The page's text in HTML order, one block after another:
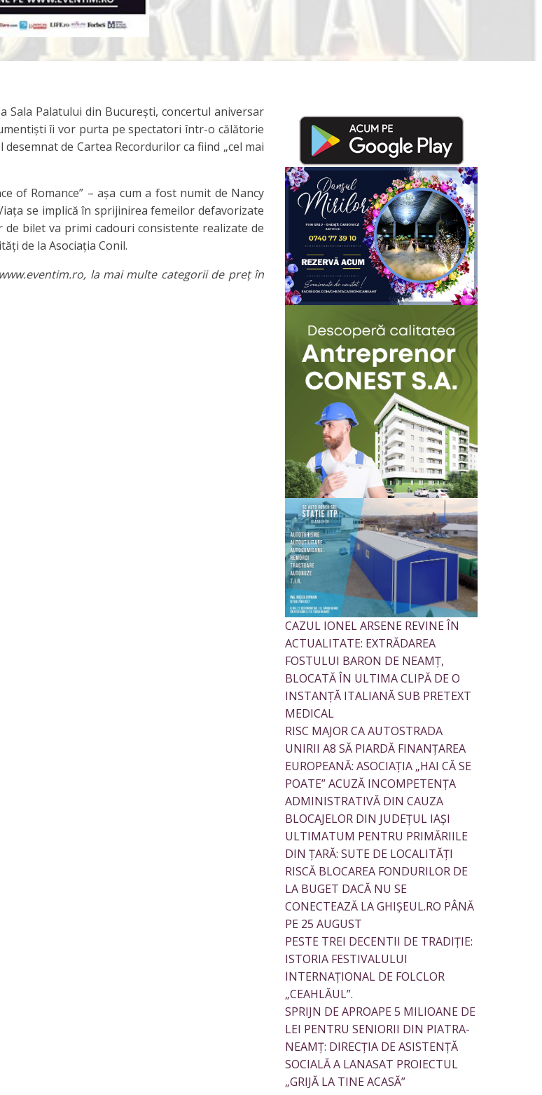
Sala Palatului din București, concertul aniversar
îi vor purta pe spectatori într-o călătorie
de Cartea Recordurilor ca fiind „cel mai
of Romance” – așa cum a fost numit de Nancy
se implică în sprijinirea femeilor defavorizate
bilet va primi cadouri consistente realizate de
de la Asociația Conil.
la mai multe categorii de preț în
CAZUL IONEL ARSENE REVINE ÎN
ACTUALITATE: EXTRĂDAREA
FOSTULUI BARON DE NEAMȚ,
BLOCATĂ ÎN ULTIMA CLIPĂ DE O
INSTANȚĂ ITALIANĂ SUB PRETEXT
MEDICAL
RISC MAJOR CA AUTOSTRADA
UNIRII A8 SĂ PIARDĂ FINANȚAREA
EUROPEANĂ: ASOCIAȚIA „HAI CĂ SE
POATE” ACUZĂ INCOMPETENȚA
ADMINISTRATIVĂ DIN CAUZA
BLOCAJELOR DIN JUDEȚUL IAȘI
ULTIMATUM PENTRU PRIMĂRIILE
DIN ȚARĂ: SUTE DE LOCALITĂȚI
RISCĂ BLOCAREA FONDURILOR DE
LA BUGET DACĂ NU SE
CONECTEAZĂ LA GHIȘEUL.RO PÂNĂ
PE 25 AUGUST
PESTE TREI DECENTII DE TRADIȚIE:
ISTORIA FESTIVALULUI
INTERNAȚIONAL DE FOLCLOR
„CEAHLĂUL”.
SPRIJN DE APROAPE 5 MILIOANE DE
LEI PENTRU SENIORII DIN PIATRA-
NEAMȚ: DIRECȚIA DE ASISTENȚĂ
SOCIALĂ A LANASAT PROIECTUL
„GRIJĂ LA TINE ACASĂ”